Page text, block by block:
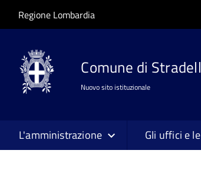
Salta al contenuto principale
Skip to site navigation
Regione Lombardia
Comune di
Nuovo sito istituzionale
L'amministrazione Gli uffici e